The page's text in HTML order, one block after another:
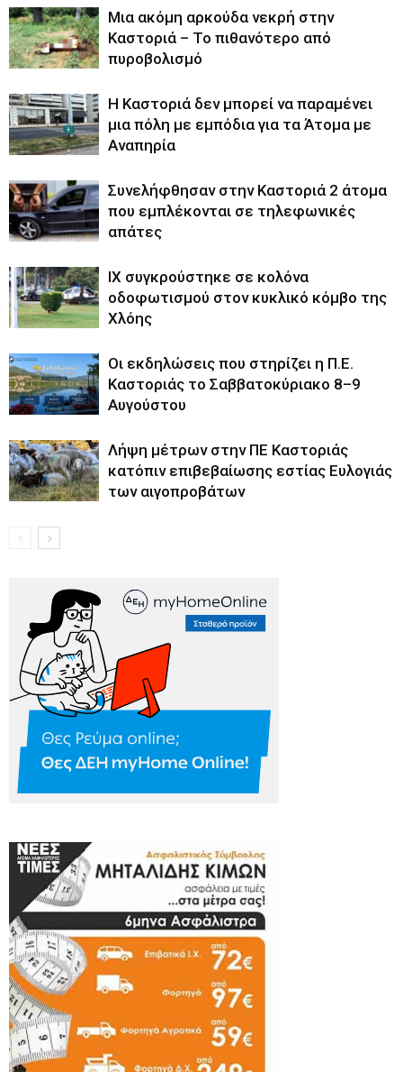
Μια ακόμη αρκούδα νεκρή στην
Καστοριά – Το πιθανότερο από
πυροβολισμό
Η Καστοριά δεν μπορεί να παραμένει
μια πόλη με εμπόδια για τα Άτομα με
Αναπηρία
Συνελήφθησαν στην Καστοριά 2 άτομα
που εμπλέκονται σε τηλεφωνικές
απάτες
ΙΧ συγκρούστηκε σε κολόνα
οδοφωτισμού στον κυκλικό κόμβο της
Χλόης
Οι εκδηλώσεις που στηρίζει η Π.Ε.
Καστοριάς το Σαββατοκύριακο 8–9
Αυγούστου
Λήψη μέτρων στην ΠΕ Καστοριάς
κατόπιν επιβεβαίωσης εστίας Ευλογιάς
των αιγοπροβάτων